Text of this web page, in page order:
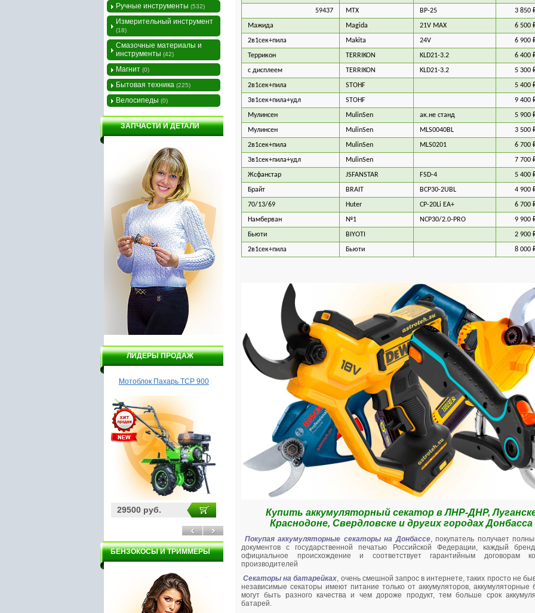
59437 MTX BP-25 3 850
Мажида Magida 21V MAX 6 500
2в1сек+пила Makita 24V 6 900
Террикон TERRIKON KLD21-3.2 6 400
с дисплеем TERRIKON KLD21-3.2 5 300
2в1сек+пила STOHF 5 400
3в1сек+пила+удл STOHF 9 400
Мулинсен MulinSen ак.не станд 5 900
Мулинсен MulinSen MLS0040BL 3 500
2в1сек+пила MulinSen MLS0201 6 700
3в1сек+пила+удл MulinSen 7 700
Жсфанстар JSFANSTAR FSD-4 5 400
Брайт BRAIT BCP30-2UBL 4 900
70/13/69 Huter СР-20Li EA+ 6 700
Намберван №1 NCP30/2.0-PRO 9 900
Бьюти BIYOTI 2 900
2в1сек+пила Бьюти 8 000
Купить аккумуляторный секатор в ЛНР-ДНР,
Краснодоне, Свердловске и других городах Донбасса
Покупая аккумуляторные секаторы на Донбассе, покупатель получает
документов с государственной печатью Российской Федерации, каждый
официальное происхождение и соответствует гарантийным договорам
производителей
Секаторы на батарейках, очень смешной запрос в интернете, таких просто не
независимые секаторы имеют питание только от аккумуляторов, аккумуляторные
могут быть разного качества и чем дороже продукт, тем больше срок
батарей.
Ручные инструменты (532)
Измерительный инструмент
(18)
Смазочные материалы и
инструменты (42)
Магнит (0)
Бытовая техника (225)
Велосипеды (0)
ЗАПЧАСТИ И ДЕТАЛИ
ЛИДЕРЫ ПРОДАЖ
Мотоблок Пахарь ТСР 900
29500 руб.
Шуруповерт Инстар, АШП
78212
2950 руб.
Насос Гидроагрегат 1
1950 руб.
Дрель DELTA
1750 руб.
БЕНЗОКОСЫ И ТРИММЕРЫ